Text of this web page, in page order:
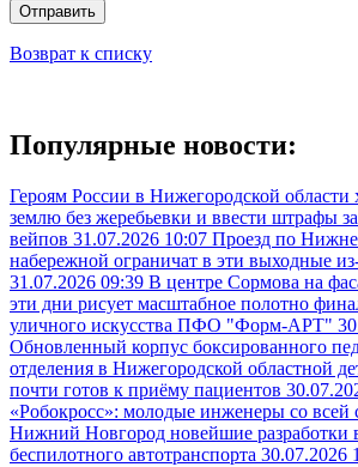
Отправить
Возврат к списку
Популярные новости:
Героям России в Нижегородской области
землю без жеребьевки и ввести штрафы
вейпов 31.07.2026 10:07 Проезд по
набережной ограничат в эти выходные
31.07.2026 09:39 В центре Сормова на
эти дни рисует масштабное полотно
уличного искусства ПФО "Форм-АРТ"
Обновленный корпус боксированного
отделения в Нижегородской областной
почти готов к приёму пациентов
«Робокросс»: молодые инженеры со всей
Нижний Новгород новейшие разработки
беспилотного автотранспорта 30.07.2026